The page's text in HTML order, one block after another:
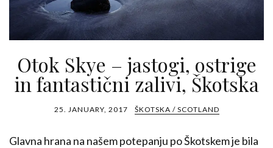
Otok Skye – jastogi, ostrige
in fantastični zalivi, Škotska
25. JANUARY, 2017 ŠKOTSKA / SCOTLAND
Glavna hrana na našem potepanju po Škotskem je bila